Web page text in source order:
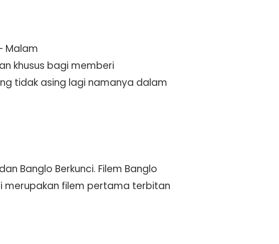
Malam
khusus bagi memberi
tidak asing lagi namanya dalam
Banglo Berkunci. Filem Banglo
merupakan filem pertama terbitan